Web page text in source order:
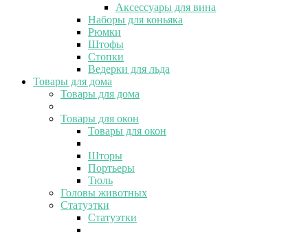
Аксессуары для вина
Наборы для коньяка
Рюмки
Штофы
Стопки
Ведерки для льда
Товары для дома
Товары для дома
Товары для окон
Товары для окон
Шторы
Портьеры
Тюль
Головы животных
Статуэтки
Статуэтки